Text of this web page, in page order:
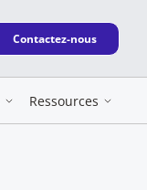
New window
Contactez-nous
Ressources